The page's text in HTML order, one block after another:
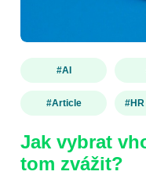
#AI
#Article
Jak vybrat
tom zvážit?